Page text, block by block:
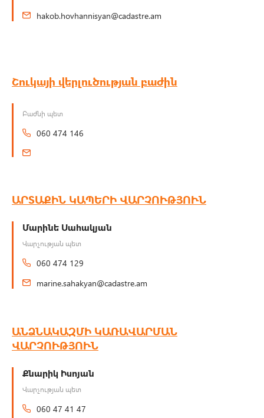
hakob.hovhannisyan@cadastre.am
Շուկայի վերլուծության բաժին
Բաժնի պետ
060 474 146
ԱՐՏԱՔԻՆ ԿԱՊԵՐԻ ՎԱՐՉՈՒԹՅՈՒՆ
Մարինե Սահակյան
Վարչության պետ
060 474 129
marine.sahakyan@cadastre.am
ԱՆՁՆԱԿԱԶՄԻ ԿԱՌԱՎԱՐՄԱՆ
ՎԱՐՉՈՒԹՅՈՒՆ
Քնարիկ Իսոյան
Վարչության պետ
060 47 41 47